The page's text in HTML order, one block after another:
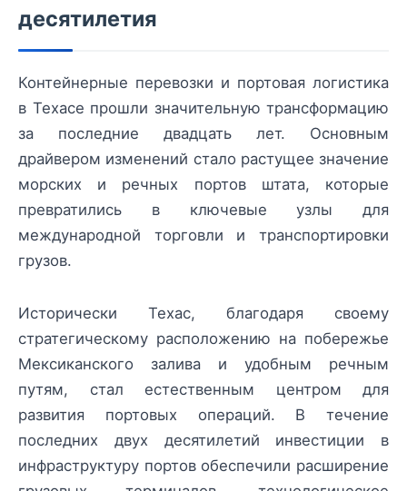
десятилетия
Контейнерные перевозки и портовая логистика
в Техасе прошли значительную трансформацию
за последние двадцать лет. Основным
драйвером изменений стало растущее значение
морских и речных портов штата, которые
превратились в ключевые узлы для
международной торговли и транспортировки
грузов.
Исторически Техас, благодаря своему
стратегическому расположению на побережье
Мексиканского залива и удобным речным
путям, стал естественным центром для
развития портовых операций. В течение
последних двух десятилетий инвестиции в
инфраструктуру портов обеспечили расширение